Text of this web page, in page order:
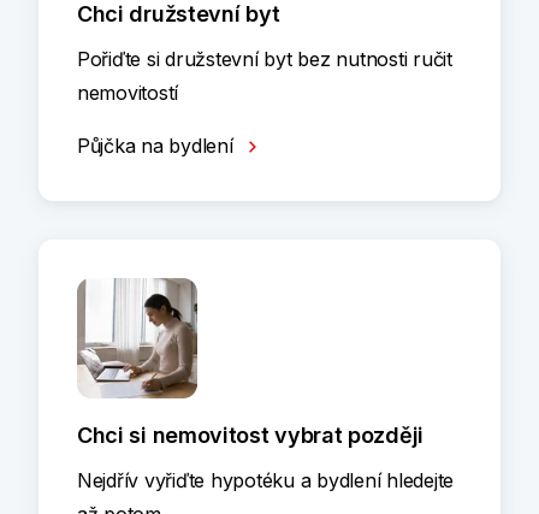
Chci družstevní byt
Pořiďte si družstevní byt bez nutnosti ručit
nemovitostí
Půjčka na bydlení
Chci si nemovitost vybrat později
Nejdřív vyřiďte hypotéku a bydlení hledejte